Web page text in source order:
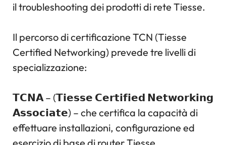
il troubleshooting dei prodotti di rete Tiesse.
Il percorso di certificazione TCN (Tiesse
Certified Networking) prevede tre livelli di
specializzazione:
𝗧𝗖𝗡𝗔 – (𝗧𝗶𝗲𝘀𝘀𝗲 𝗖𝗲𝗿𝘁𝗶𝗳𝗶𝗲𝗱 𝗡𝗲𝘁𝘄𝗼𝗿𝗸𝗶𝗻𝗴
𝗔𝘀𝘀𝗼𝗰𝗶𝗮𝘁𝗲) – che certifica la capacità di
effettuare installazioni, configurazione ed